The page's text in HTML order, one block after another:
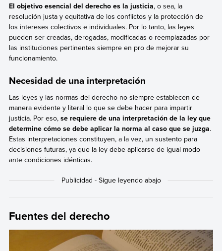
El objetivo esencial del derecho es la justicia, o sea, la
resolución justa y equitativa de los conflictos y la protección de
los intereses colectivos e individuales. Por lo tanto, las leyes
pueden ser creadas, derogadas, modificadas o reemplazadas por
las instituciones pertinentes siempre en pro de mejorar su
funcionamiento.
Necesidad de una interpretación
Las leyes y las normas del derecho no siempre establecen de
manera evidente y literal lo que se debe hacer para impartir
justicia. Por eso,se requiere de una interpretación de la ley que
determine cómo se debe aplicar la norma al caso que se juzga.
Estas interpretaciones constituyen, a la vez, un sustento para
decisiones futuras, ya que la ley debe aplicarse de igual modo
ante condiciones idénticas.
Fuentes del derecho